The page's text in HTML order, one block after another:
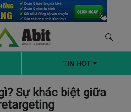
TIN HOT
Sự khác biệt giữa